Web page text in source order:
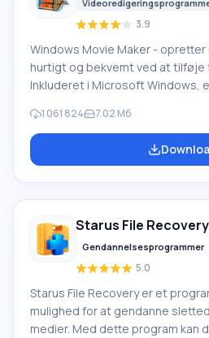
3.9
Windows Movie Maker -
hurtigt og bekvemt ved at tilføje
Inkluderet i Microsoft Windows,
Live-softwarepakke fra
Movie Maker: Optag video fra
(videokameraer, mobiltelefoner,
1 061 824 7.02 Мб
Starus File Recovery
Gendannelsesprogrammer
5.0
Starus File Recovery er et
mulighed for at gendanne
medier. Med dette program kan